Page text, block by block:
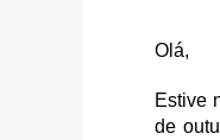
Olá,
Estive
de